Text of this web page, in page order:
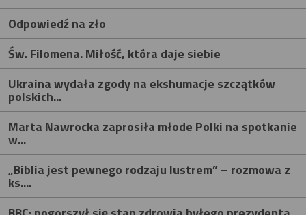
Odpowiedź na zło
Św. Filomena. Miłość, która daje siebie
Ukraina wydała zgody na ekshumacje szczątków
polskich...
Marta Nawrocka zaprosiła młode Polki na spotkanie
w...
„Biblia jest pewnego rodzaju lustrem” – rozmowa z
ks....